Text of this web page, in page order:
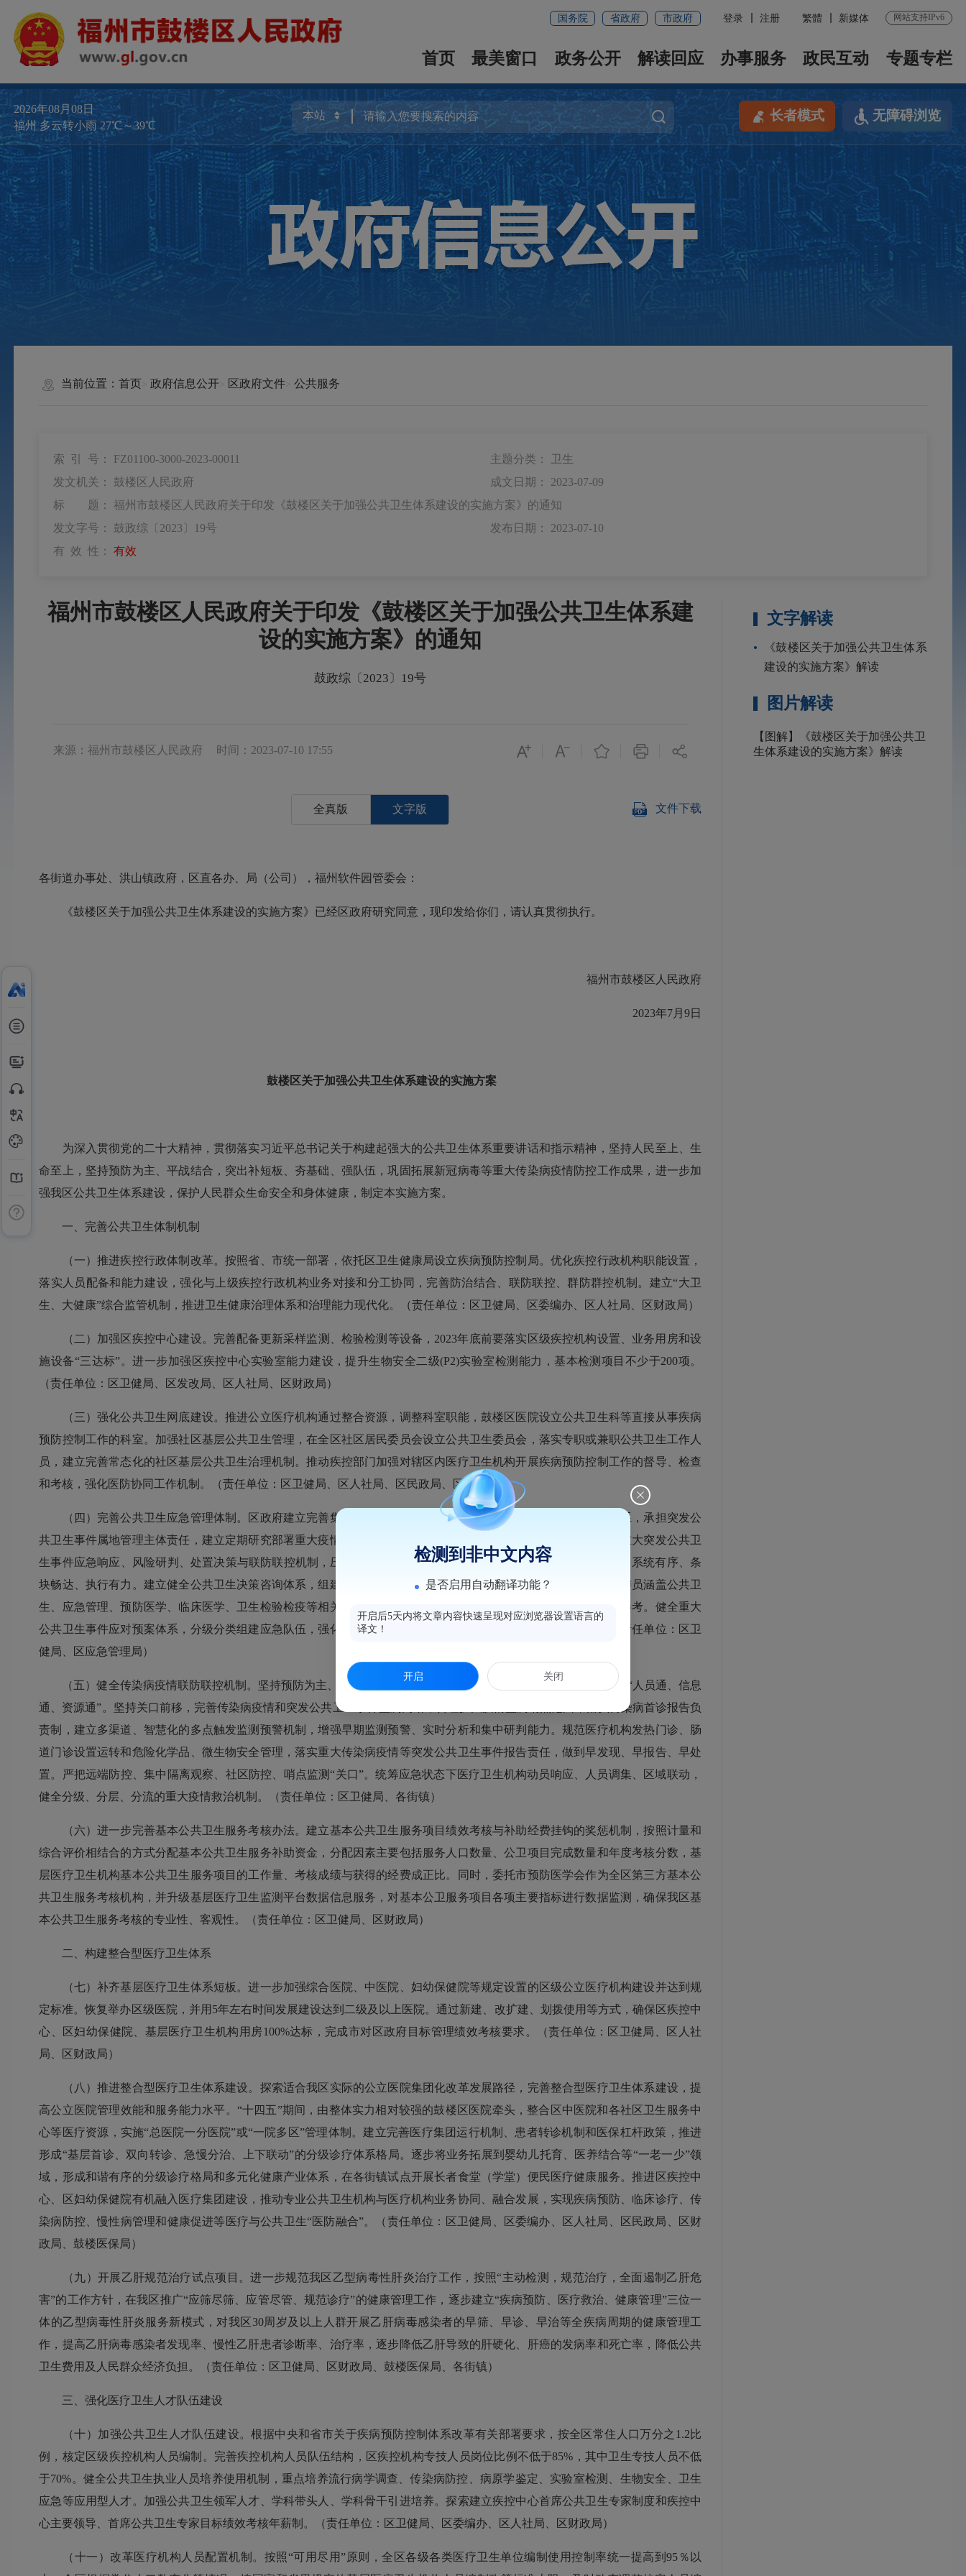
国务院 省政府 市政府 登录 注册 繁體 新媒体 网站支持IPv6
首页 最美窗口 政务公开 解读回应 办事服务 政民互动 专题专栏
2026年08月08日
福州 多云转小雨 27℃～39℃
长者模式 无障碍浏览
当前位置： 首页 政府信息公开 区政府文件 公共服务
索 引 号： FZ01100-3000-2023-00011 主题分类：
卫生
发文机关： 鼓楼区人民政府 成文日期： 2023-07-09
标 题： 福州市鼓楼区人民政府关于印发《鼓楼区关于加强公共卫生体系建设的实施方案》的通知
发文字号： 鼓政综〔2023〕19号 发布日期： 2023-07-10
有 效 性： 有效
福州市鼓楼区人民政府关于印发《鼓楼区关于加强公共卫生体系建
设的实施方案》的通知
鼓政综〔2023〕19号
来源：福州市鼓楼区人民政府 时间：2023-07-10 17:55
全真版 文字版 文件下载
各街道办事处、洪山镇政府，区直各办、局（公司），福州软件园管委会：
《鼓楼区关于加强公共卫生体系建设的实施方案》已经区政府研究同意，现印发给你们，请认真贯彻执行。
福州市鼓楼区人民政府
2023年7月9日
鼓楼区关于加强公共卫生体系建设的实施方案
为深入贯彻党的二十大精神，贯彻落实习近平总书记关于构建起强大的公共卫生体系重要讲话和指示精神，坚持人民至上、生
命至上，坚持预防为主、平战结合，突出补短板、夯基础、强队伍，巩固拓展新冠病毒等重大传染病疫情防控工作成果，进一步加
强我区公共卫生体系建设，保护人民群众生命安全和身体健康，制定本实施方案。
一、完善公共卫生体制机制
（一）推进疾控行政体制改革。按照省、市统一部署，依托区卫生健康局设立疾病预防控制局。优化疾控行政机构职能设置，
落实人员配备和能力建设，强化与上级疾控行政机构业务对接和分工协同，完善防治结合、联防联控、群防群控机制。建立“大卫
生、大健康”综合监管机制，推进卫生健康治理体系和治理能力现代化。（责任单位：区卫健局、区委编办、区人社局、区财政局）
（二）加强区疾控中心建设。完善配备更新采样监测、检验检测等设备，2023年底前要落实区级疾控机构设置、业务用房和设
施设备“三达标”。进一步加强区疾控中心实验室能力建设，提升生物安全二级(P2)实验室检测能力，基本检测项目不少于200项。
（责任单位：区卫健局、区发改局、区人社局、区财政局）
（三）强化公共卫生网底建设。推进公立医疗机构通过整合资源，调整科室职能，鼓楼区医院设立公共卫生科等直接从事疾病
预防控制工作的科室。加强社区基层公共卫生管理，在全区社区居民委员会设立公共卫生委员会，落实专职或兼职公共卫生工作人
员，建立完善常态化的社区基层公共卫生治理机制。推动疾控部门加强对辖区内医疗卫生机构开展疾病预防控制工作的督导、检查
和考核，强化医防协同工作机制。（责任单位：区卫健局、区人社局、区民政局、区财政局）
（四）完善公共卫生应急管理体制。区政府建立完善集中、统一、高效的突发公共卫生事件领导与决策指挥体系，承担突发公
共卫生事件属地管理主体责任，建立定期研究部署重大疫情防控工作机制，总结固化新冠疫情防控经验做法，健全重大突发公共卫
生事件应急响应、风险研判、处置决策与联防联控机制，压实属地、部门、单位、个人“四方责任”，做到指令清晰、系统有序、条
块畅达、执行有力。建立健全公共卫生决策咨询体系，组建常态化运作的突发公共卫生事件应急专家委员会，专家委员涵盖公共卫
生、应急管理、预防医学、临床医学、卫生检验检疫等相关领域，委员会的意见作为全区各级制定相关决策的重要参考。健全重大
公共卫生事件应对预案体系，分级分类组建应急队伍，强化队伍人员装备、培训演练，提升卫生应急处置能力。（责任单位：区卫
健局、区应急管理局）
（五）健全传染病疫情联防联控机制。坚持预防为主、协同合作，健全完善重大传染病疫情联防联控机制，实现“人员通、信息
通、资源通”。坚持关口前移，完善传染病疫情和突发公共卫生事件监测网络，合理扩大疫情监测哨点范围，落实传染病首诊报告负
责制，建立多渠道、智慧化的多点触发监测预警机制，增强早期监测预警、实时分析和集中研判能力。规范医疗机构发热门诊、肠
道门诊设置运转和危险化学品、微生物安全管理，落实重大传染病疫情等突发公共卫生事件报告责任，做到早发现、早报告、早处
置。严把远端防控、集中隔离观察、社区防控、哨点监测“关口”。统筹应急状态下医疗卫生机构动员响应、人员调集、区域联动，
健全分级、分层、分流的重大疫情救治机制。（责任单位：区卫健局、各街镇）
（六）进一步完善基本公共卫生服务考核办法。建立基本公共卫生服务项目绩效考核与补助经费挂钩的奖惩机制，按照计量和
综合评价相结合的方式分配基本公共卫生服务补助资金，分配因素主要包括服务人口数量、公卫项目完成数量和年度考核分数，基
层医疗卫生机构基本公共卫生服务项目的工作量、考核成绩与获得的经费成正比。同时，委托市预防医学会作为全区第三方基本公
共卫生服务考核机构，并升级基层医疗卫生监测平台数据信息服务，对基本公卫服务项目各项主要指标进行数据监测，确保我区基
本公共卫生服务考核的专业性、客观性。（责任单位：区卫健局、区财政局）
二、构建整合型医疗卫生体系
（七）补齐基层医疗卫生体系短板。进一步加强综合医院、中医院、妇幼保健院等规定设置的区级公立医疗机构建设并达到规
定标准。恢复举办区级医院，并用5年左右时间发展建设达到二级及以上医院。通过新建、改扩建、划拨使用等方式，确保区疾控中
心、区妇幼保健院、基层医疗卫生机构用房100%达标，完成市对区政府目标管理绩效考核要求。（责任单位：区卫健局、区人社
局、区财政局）
（八）推进整合型医疗卫生体系建设。探索适合我区实际的公立医院集团化改革发展路径，完善整合型医疗卫生体系建设，提
高公立医院管理效能和服务能力水平。“十四五”期间，由整体实力相对较强的鼓楼区医院牵头，整合区中医院和各社区卫生服务中
心等医疗资源，实施“总医院一分医院”或“一院多区”管理体制。建立完善医疗集团运行机制、患者转诊机制和医保杠杆政策，推进
形成“基层首诊、双向转诊、急慢分治、上下联动”的分级诊疗体系格局。逐步将业务拓展到婴幼儿托育、医养结合等“一老一少”领
域，形成和谐有序的分级诊疗格局和多元化健康产业体系，在各街镇试点开展长者食堂（学堂）便民医疗健康服务。推进区疾控中
心、区妇幼保健院有机融入医疗集团建设，推动专业公共卫生机构与医疗机构业务协同、融合发展，实现疾病预防、临床诊疗、传
染病防控、慢性病管理和健康促进等医疗与公共卫生“医防融合”。（责任单位：区卫健局、区委编办、区人社局、区民政局、区财
政局、鼓楼医保局）
（九）开展乙肝规范治疗试点项目。进一步规范我区乙型病毒性肝炎治疗工作，按照“主动检测，规范治疗，全面遏制乙肝危
害”的工作方针，在我区推广“应筛尽筛、应管尽管、规范诊疗”的健康管理工作，逐步建立“疾病预防、医疗救治、健康管理”三位一
体的乙型病毒性肝炎服务新模式，对我区30周岁及以上人群开展乙肝病毒感染者的早筛、早诊、早治等全疾病周期的健康管理工
作，提高乙肝病毒感染者发现率、慢性乙肝患者诊断率、治疗率，逐步降低乙肝导致的肝硬化、肝癌的发病率和死亡率，降低公共
卫生费用及人民群众经济负担。（责任单位：区卫健局、区财政局、鼓楼医保局、各街镇）
三、强化医疗卫生人才队伍建设
（十）加强公共卫生人才队伍建设。根据中央和省市关于疾病预防控制体系改革有关部署要求，按全区常住人口万分之1.2比
例，核定区级疾控机构人员编制。完善疾控机构人员队伍结构，区疾控机构专技人员岗位比例不低于85%，其中卫生专技人员不低
于70%。健全公共卫生执业人员培养使用机制，重点培养流行病学调查、传染病防控、病原学鉴定、实验室检测、生物安全、卫生
应急等应用型人才。加强公共卫生领军人才、学科带头人、学科骨干引进培养。探索建立疾控中心首席公共卫生专家制度和疾控中
心主要领导、首席公共卫生专家目标绩效考核年薪制。（责任单位：区卫健局、区委编办、区人社局、区财政局）
（十一）改革医疗机构人员配置机制。按照“可用尽用”原则，全区各级各类医疗卫生单位编制使用控制率统一提高到95％以
文字解读
《鼓楼区关于加强公共卫生体系
建设的实施方案》解读
图片解读
【图解】《鼓楼区关于加强公共卫
生体系建设的实施方案》解读
检测到非中文内容
是否启用自动翻译功能？
开启后5天内将文章内容快速呈现对应浏览器设置语言的
译文！
开启 关闭